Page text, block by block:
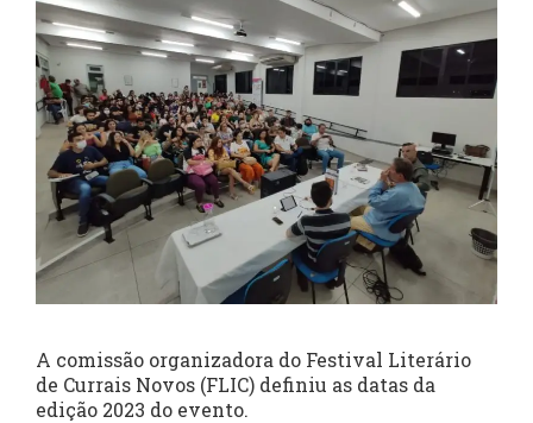
A comissão organizadora do Festival Literário
de Currais Novos (FLIC) definiu as datas da
edição 2023 do evento.